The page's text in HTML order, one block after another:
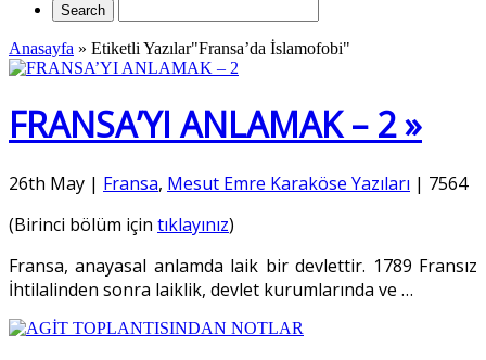
Anasayfa » Etiketli Yazılar"Fransa’da İslamofobi"
FRANSA’YI ANLAMAK – 2 »
26th May | Fransa, Mesut Emre Karaköse Yazıları | 7564
(Birinci bölüm için tıklayınız)
Fransa, anayasal anlamda laik bir devlettir. 1789 Fransız
İhtilalinden sonra laiklik, devlet kurumlarında ve …